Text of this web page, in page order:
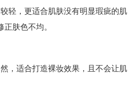
轻，更适合肌肤没有明显瑕疵的肌
肤色不均。
，适合打造裸妆效果，且不会让肌